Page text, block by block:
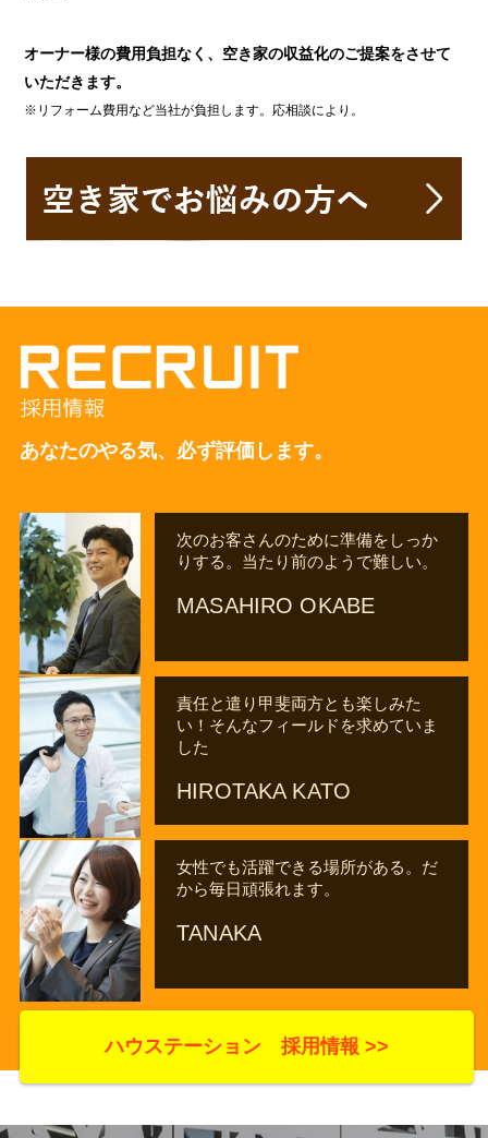
オーナー様の費用負担なく、空き家の収益化のご提案をさせて
いただきます。
※リフォーム費用など当社が負担します。応相談により。
あなたのやる気、必ず評価します。
次のお客さんのために準備をしっか
りする。当たり前のようで難しい。
MASAHIRO OKABE
責任と遣り甲斐両方とも楽しみた
い！そんなフィールドを求めていま
した
HIROTAKA KATO
女性でも活躍できる場所がある。だ
から毎日頑張れます。
TANAKA
ハウステーション 採用情報 >>